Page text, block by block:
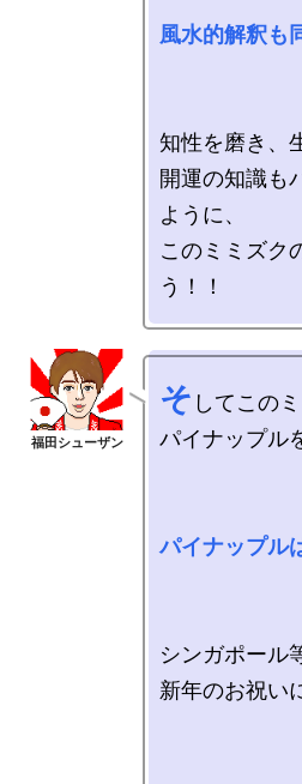
風水的解釈も
知性を磨き、
開運の知識も
ように、
このミミズク
そ してこの
パイナップル
パイナップル
シンガポール
新年のお祝い